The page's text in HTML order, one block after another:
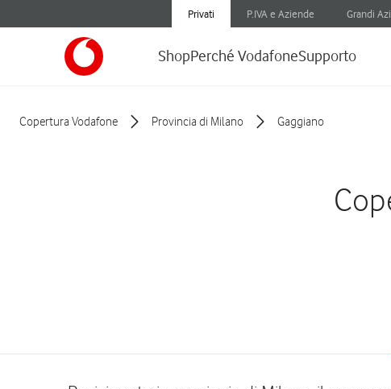
Privati P.IVA e Aziende Grandi
ShopPerché VodafoneSupporto
Copertura Vodafone Provincia di Milano Gaggiano